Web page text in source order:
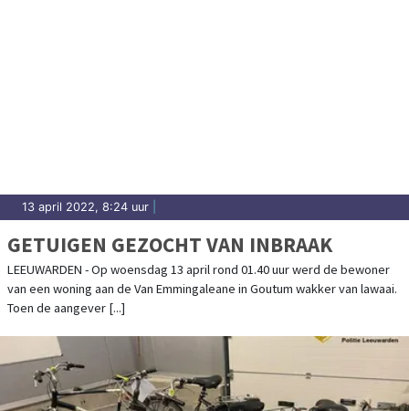
13 april 2022, 8:24 uur
GETUIGEN GEZOCHT VAN INBRAAK
LEEUWARDEN - Op woensdag 13 april rond 01.40 uur werd de bewoner
van een woning aan de Van Emmingaleane in Goutum wakker van lawaai.
Toen de aangever [...]